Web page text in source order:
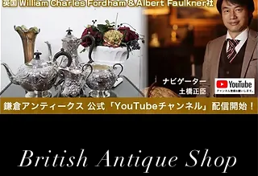
British Antique Shop